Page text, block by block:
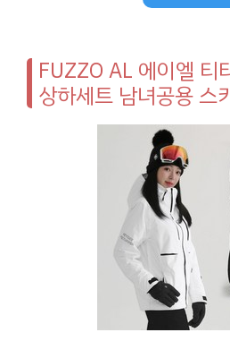
FUZZO AL 에이엘 티
상하세트 남녀공용 스